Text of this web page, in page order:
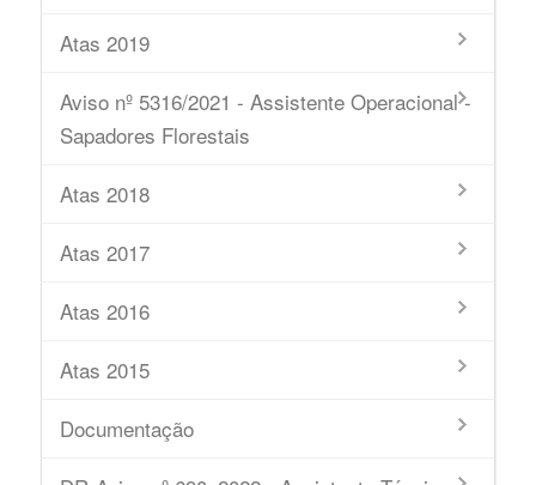
Atas 2019
Aviso nº 5316/2021 - Assistente Operacional -
Sapadores Florestais
Atas 2018
Atas 2017
Atas 2016
Atas 2015
Documentação